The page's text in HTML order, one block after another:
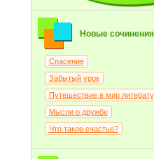
Новые сочинения
Спасение
Забытый урок
Путешествие в мир
Мысли о дружбе
Что такое счастье?